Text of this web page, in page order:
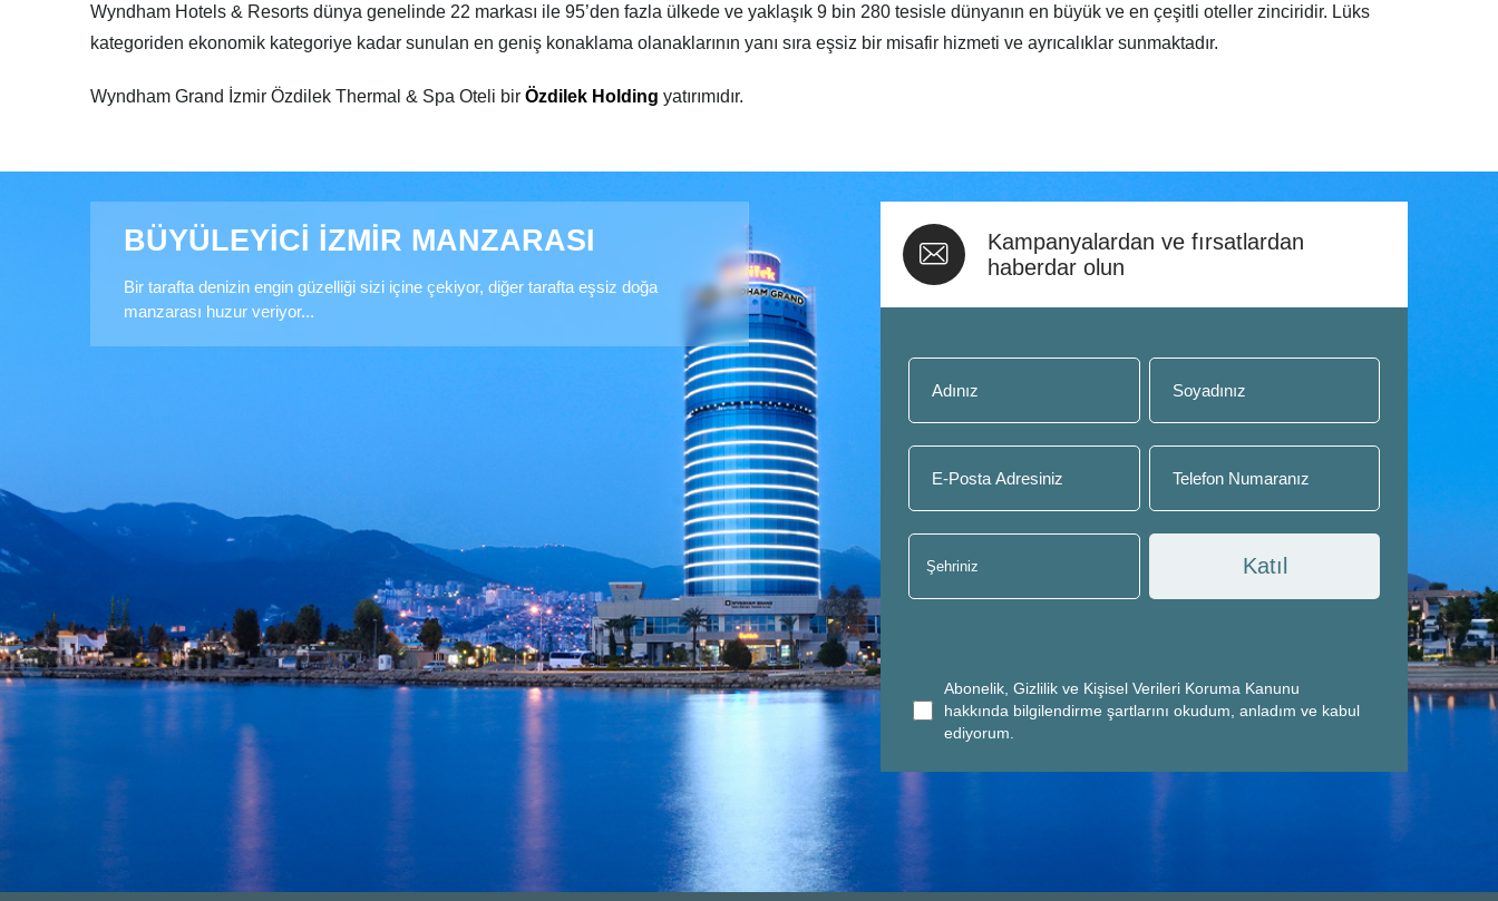
Wyndham Hotels & Resorts dünya genelinde 22 markası ile 95’den fazla ülkede ve yaklaşık 9 bin 280 tesisle dünyanın en büyük ve en çeşitli oteller zinciridir. Lüks
kategoriden ekonomik kategoriye kadar sunulan en geniş konaklama olanaklarının yanı sıra eşsiz bir misafir hizmeti ve ayrıcalıklar sunmaktadır.
Wyndham Grand İzmir Özdilek Thermal & Spa Oteli bir Özdilek Holding yatırımıdır.
BÜYÜLEYİCİ İZMİR MANZARASI
Bir tarafta denizin engin güzelliği sizi içine çekiyor, diğer tarafta eşsiz doğa
manzarası huzur veriyor...
Kampanyalardan ve fırsatlardan
haberdar olun
Katıl
Abonelik, Gizlilik ve Kişisel Verileri Koruma Kanunu
hakkında bilgilendirme şartlarını okudum, anladım ve kabul
ediyorum.